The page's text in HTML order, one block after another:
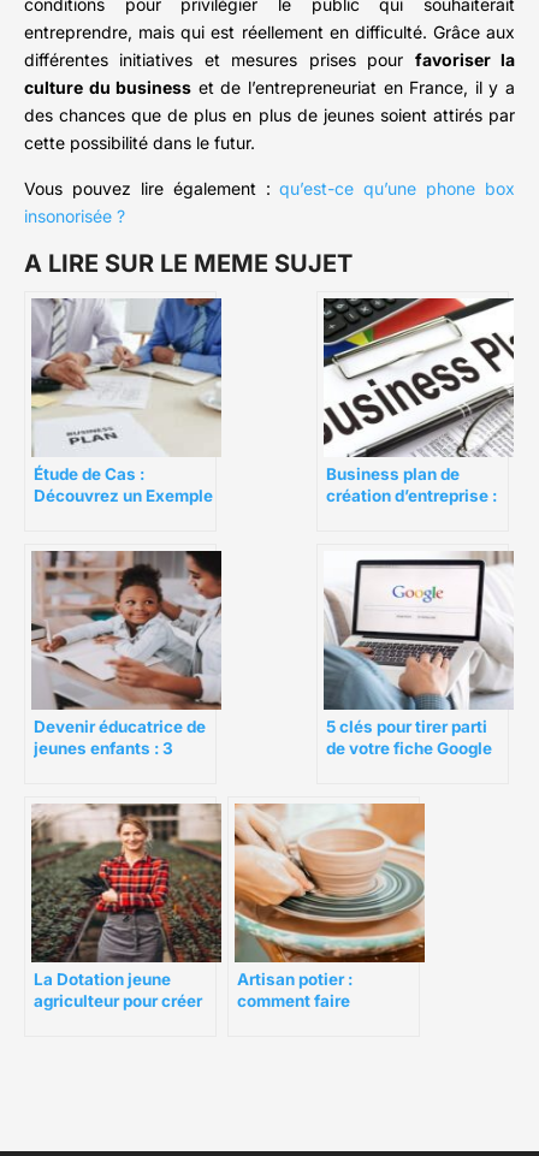
conditions pour privilégier le public qui souhaiterait
entreprendre, mais qui est réellement en difficulté. Grâce aux
différentes initiatives et mesures prises pour favoriser la
culture du business et de l’entrepreneuriat en France, il y a
des chances que de plus en plus de jeunes soient attirés par
cette possibilité dans le futur.
Vous pouvez lire également :qu’est-ce qu’une phone box
insonorisée ?
A LIRE SUR LE MEME SUJET
Étude de Cas :
Découvrez un Exemple
Business plan de
création d’entreprise :
jugent-ils ?
Devenir éducatrice de
jeunes enfants : 3
5 clés pour tirer parti
de votre fiche Google
La Dotation jeune
agriculteur pour créer
Artisan potier :
comment faire